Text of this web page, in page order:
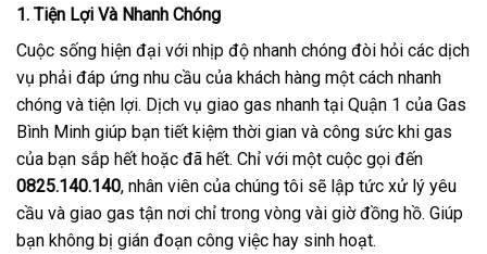
1. Tiện Lợi Và Nhanh Chóng
Cuộc sống hiện đại với nhịp độ nhanh chóng đòi hỏi các dịch
vụ phải đáp ứng nhu cầu của khách hàng một cách nhanh
chóng và tiện lợi. Dịch vụ giao gas nhanh tại Quận 1 của Gas
Bình Minh giúp bạn tiết kiệm thời gian và công sức khi gas
của bạn sắp hết hoặc đã hết. Chỉ với một cuộc gọi đến
0825.140.140, nhân viên của chúng tôi sẽ lập tức xử lý yêu
cầu và giao gas tận nơi chỉ trong vòng vài giờ đồng hồ. Giúp
bạn không bị gián đoạn công việc hay sinh hoạt.